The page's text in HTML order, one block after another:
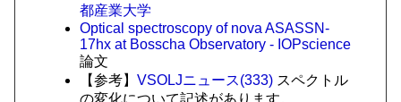
都産業大学
Optical spectroscopy of nova ASASSN-
17hx at Bosscha Observatory - IOPscience
論文
【参考】 VSOLJニュース(333) スペクトル
の変化について記述があります。